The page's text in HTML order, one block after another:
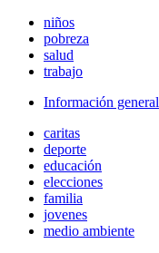
niños
pobreza
salud
trabajo
Información general
caritas
deporte
educación
elecciones
familia
jovenes
medio ambiente